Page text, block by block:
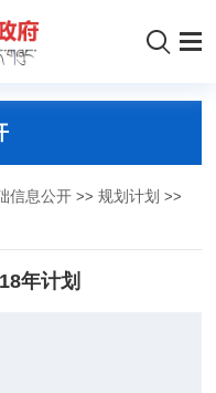
信息公开 >>规划计划 >>
年计划